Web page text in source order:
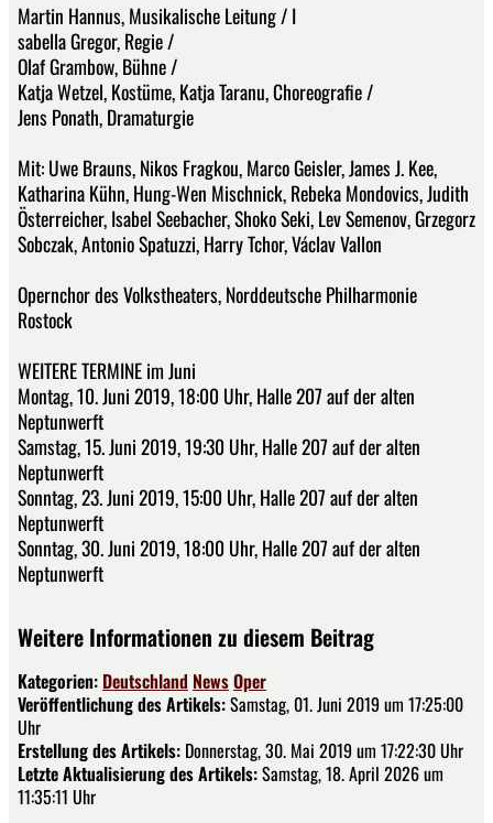
Martin Hannus, Musikalische Leitung / I
sabella Gregor, Regie /
Olaf Grambow, Bühne /
Katja Wetzel, Kostüme, Katja Taranu, Choreografie /
Jens Ponath, Dramaturgie
Mit: Uwe Brauns, Nikos Fragkou, Marco Geisler, James J. Kee,
Katharina Kühn, Hung-Wen Mischnick, Rebeka Mondovics, Judith
Österreicher, Isabel Seebacher, Shoko Seki, Lev Semenov, Grzegorz
Sobczak, Antonio Spatuzzi, Harry Tchor, Václav Vallon
Opernchor des Volkstheaters, Norddeutsche Philharmonie
Rostock
WEITERE TERMINE im Juni
Montag, 10. Juni 2019, 18:00 Uhr, Halle 207 auf der alten
Neptunwerft
Samstag, 15. Juni 2019, 19:30 Uhr, Halle 207 auf der alten
Neptunwerft
Sonntag, 23. Juni 2019, 15:00 Uhr, Halle 207 auf der alten
Neptunwerft
Sonntag, 30. Juni 2019, 18:00 Uhr, Halle 207 auf der alten
Neptunwerft
Weitere Informationen zu diesem Beitrag
Kategorien: Deutschland NewsOper
Veröffentlichung des Artikels:Samstag, 01. Juni 2019 um 17:25:00
Uhr
Erstellung des Artikels: Donnerstag, 30. Mai 2019 um 17:22:30 Uhr
Letzte Aktualisierung des Artikels:Samstag, 18. April 2026 um
11:35:11 Uhr